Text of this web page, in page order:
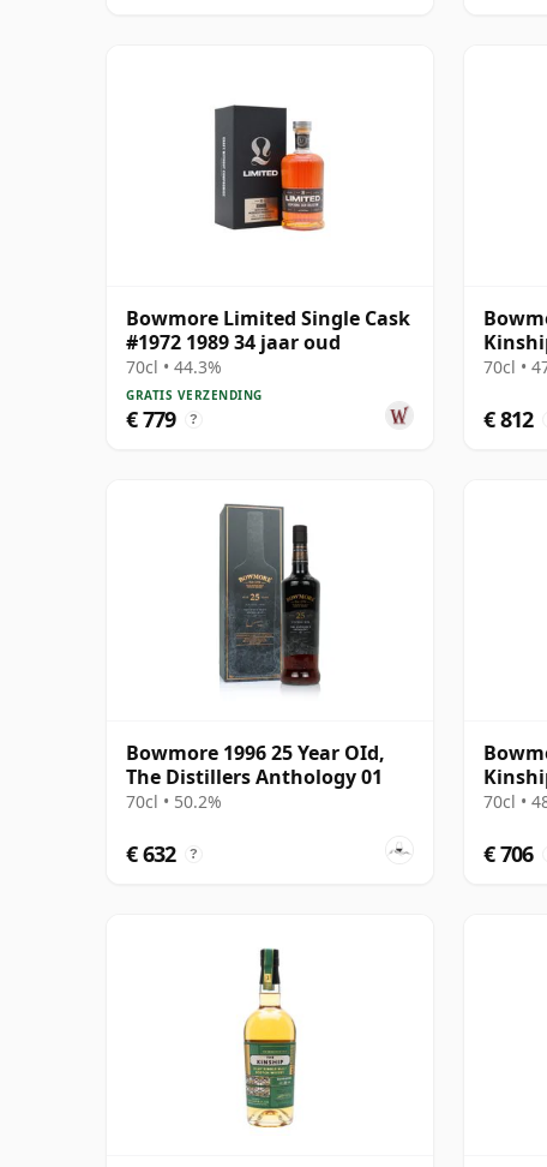
Bowmore Limited Single Cask
#1972 1989 34 jaar oud
70cl • 44.3%
GRATIS VERZENDING
€ 779 ?
70cl •
€ 812
Bowmore 1996 25 Year OId,
The Distillers Anthology 01
70cl • 50.2%
€ 632 ?
70cl •
€ 706